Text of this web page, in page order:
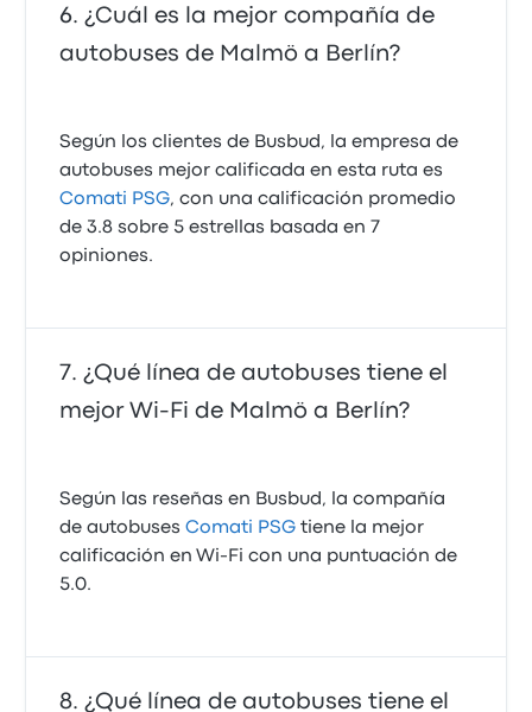
¿Cuál es la mejor compañía de
autobuses de Malmö a Berlín?
Según los clientes de Busbud, la empresa de
autobuses mejor calificada en esta ruta es
Comati PSG, con una calificación promedio
de 3.8 sobre 5 estrellas basada en 7
opiniones.
¿Qué línea de autobuses tiene el
mejor Wi‑Fi de Malmö a Berlín?
Según las reseñas en Busbud, la compañía
de autobusesComati PSG tiene la mejor
calificación en Wi‑Fi con una puntuación de
5.0.
¿Qué línea de autobuses tiene el